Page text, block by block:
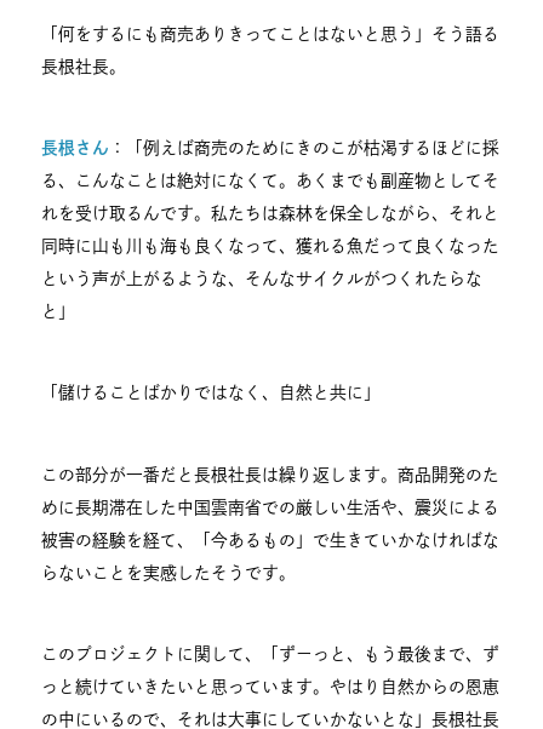
「何をするにも商売ありきってことはないと思う」そう語る
長根社長。
長根さん ：「例えば商売のためにきのこが枯渇するほどに採
る、こんなことは絶対になくて。あくまでも副産物としてそ
れを受け取るんです。私たちは森林を保全しながら、それと
同時に山も川も海も良くなって、獲れる魚だって良くなった
という声が上がるような、そんなサイクルがつくれたらな
と」
「儲けることばかりではなく、自然と共に」
この部分が一番だと長根社長は繰り返します。商品開発のた
めに長期滞在した中国雲南省での厳しい生活や、震災による
被害の経験を経て、「今あるもの」で生きていかなければな
らないことを実感したそうです。
このプロジェクトに関して、「ずーっと、もう最後まで、ず
っと続けていきたいと思っています。やはり自然からの恩恵
の中にいるので、それは大事にしていかないとな」長根社長